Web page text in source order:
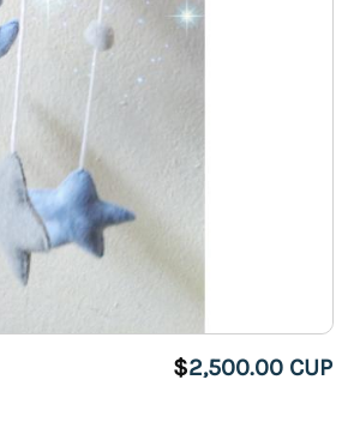
$2,500.00 CUP